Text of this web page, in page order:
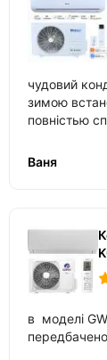
чудовий
зимою
повністью
температури
Ваня
в моделі